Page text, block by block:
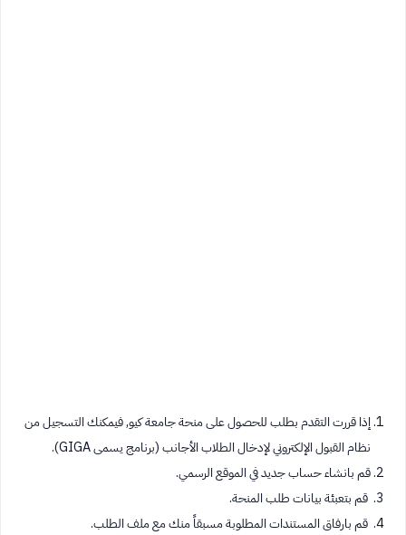
إذا قررت التقدم بطلب للحصول على منحة جامعة كيو, فيمكنك التسجيل من
نظام القبول الإلكتروني لإدخال الطلاب الأجانب (برنامج يسمى GIGA).
قم بانشاء حساب جديد في الموقع الرسمي.
قم بتعبئة بيانات طلب المنحة.
قم بارفاق المستندات المطلوبة مسبقاً منك مع ملف الطلب.